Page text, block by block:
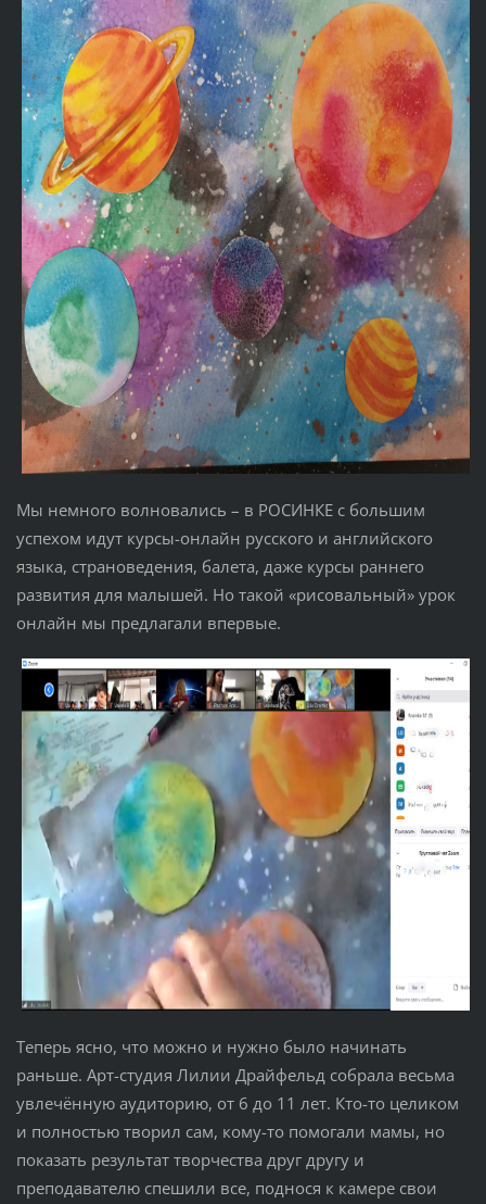
Мы немного волновались – в РОСИНКЕ с большим
успехом идут курсы-онлайн русского и английского
языка, страноведения, балета, даже курсы раннего
развития для малышей. Но такой «рисовальный» урок
онлайн мы предлагали впервые.
Теперь ясно, что можно и нужно было начинать
раньше. Арт-студия Лилии Драйфельд собрала весьма
увлечённую аудиторию, от 6 до 11 лет. Кто-то целиком
и полностью творил сам, кому-то помогали мамы, но
показать результат творчества друг другу и
преподавателю спешили все, поднося к камере свои